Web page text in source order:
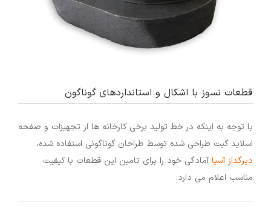
قطعات نسوز با اشکال و استانداردهای گوناگون
با توجه به اینکه در خط تولید برخی کارخانه ها از تجهیزات و صفحه
اسلاید گیت طراحی شده توسط طراحان گوناگونی استفاده شده،
دیرگداز آسیاآمادگی خود را برای تامین این قطعات با کیفیت
مناسب اعلام می دارد.